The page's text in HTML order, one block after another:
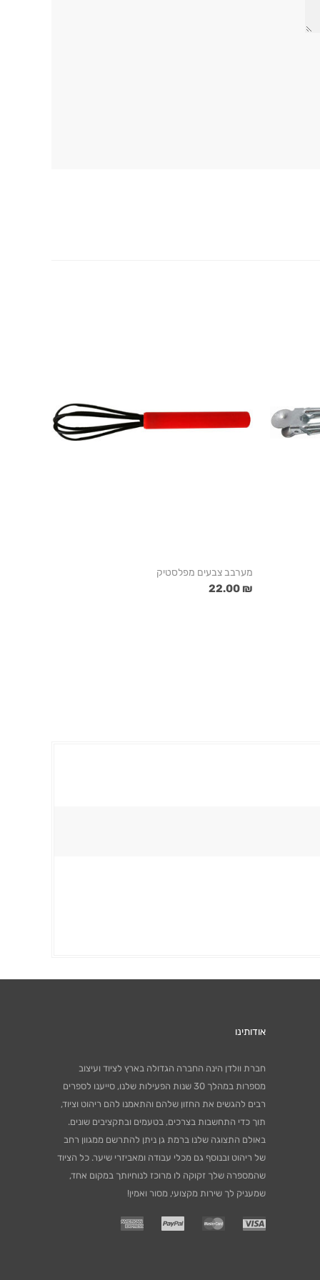
מערבב צבעים מפלסטיק
₪ 22.00
אודותינו
חברת וולדן הינה החברה הגדולה בארץ לציוד ועיצוב
מספרות במהלך 30 שנות הפעילות שלנו, סייענו לספרים
רבים להגשים את החזון שלהם והתאמנו להם ריהוט וציוד,
תוך כדי התחשבות בצרכים, בטעמים ובתקציבים שונים.
באולם התצוגה שלנו ברמת גן ניתן להתרשם ממגוון רחב
של ריהוט ובנוסף גם מכלי עבודה ומאביזרי שיער. כל הציוד
שהמספרה שלך זקוקה לו מרוכז לנוחיותך במקום אחד,
שמעניק לך שירות מקצועי, מסור ואמין!